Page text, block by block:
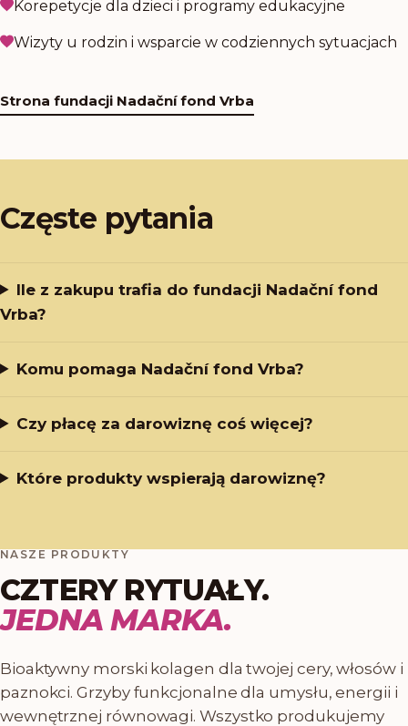
Korepetycje dla dzieci i programy edukacyjne
Wizyty u rodzin i wsparcie w codziennych sytuacjach
Strona fundacji Nadační fond Vrba
Częste pytania
Ile z zakupu trafia do fundacji Nadační fond
Vrba?
Komu pomaga Nadační fond Vrba?
Czy płacę za darowiznę coś więcej?
Które produkty wspierają darowiznę?
NASZE PRODUKTY
CZTERY RYTUAŁY.
JEDNA MARKA.
Bioaktywny morski kolagen dla twojej cery, włosów i
paznokci. Grzyby funkcjonalne dla umysłu, energii i
wewnętrznej równowagi. Wszystko produkujemy